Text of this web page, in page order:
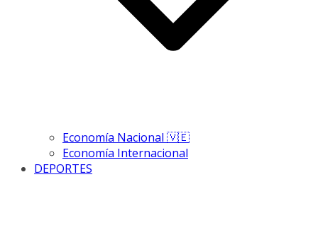
Economía Nacional 🇻🇪
Economía Internacional
DEPORTES